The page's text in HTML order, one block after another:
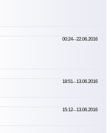
00:24--22.06.2016
18:51--13.06.2016
15:12--13.06.2016